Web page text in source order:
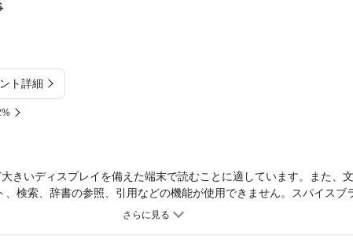
ト詳細
きいディスプレイを備えた端末で読むことに適しています。また、
、検索、辞書の参照、引用などの機能が使用できません。スパイスブ
ち」なスパイスを、正しくおいしく使い切るためのレシピが満載！ス